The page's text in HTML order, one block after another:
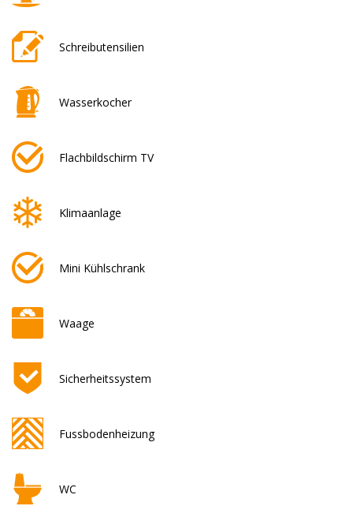
Schreibutensilien
Wasserkocher
Flachbildschirm TV
Klimaanlage
Mini Kühlschrank
Waage
Sicherheitssystem
Fussbodenheizung
WC